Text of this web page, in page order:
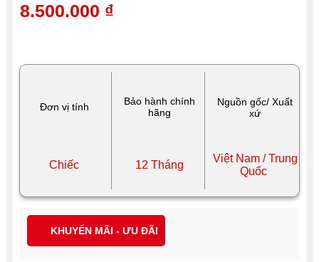
Đơn vị tính
Bảo hành chính
hãng
Nguồn gốc/ Xuất
xứ
Chiếc 12 Tháng
Việt Nam / Trung
Quốc
8.500.000 ₫
KHUYẾN MÃI - ƯU ĐÃI